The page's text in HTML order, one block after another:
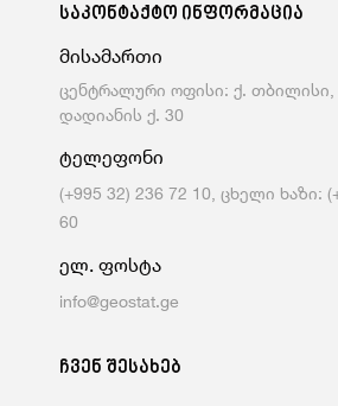
საკონტაქტო ინფორმაცია
მისამართი
ცენტრალური ოფისი: ქ. თბილისი,
დადიანის ქ. 30
ტელეფონი
(+995 32) 236 72 10, ცხელი ხაზი:
60
ელ. ფოსტა
info@geostat.ge
ჩვენ შესახებ